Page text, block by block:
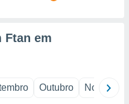
Ftan em
Outubro Novembro